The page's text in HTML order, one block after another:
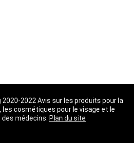
2020-2022 Avis sur les produits pour la
les cosmétiques pour le visage et le
médecins. Plan du site